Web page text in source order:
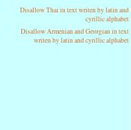
Disallow Thai in text writen by latin and
cyrillic alphabet
Disallow Armenian and Georgian in text
writen by latin and cyrillic alphabet